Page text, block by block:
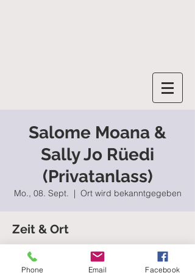
Salome Moana &
Sally Jo Rüedi
(Privatanlass)
Mo., 08. Sept.
  |
Ort wird bekanntgegeben
Zeit & Ort
08. Sept. 2025, 11:30 – 12:00
Ort wird bekanntgegeben
Phone Email Facebook